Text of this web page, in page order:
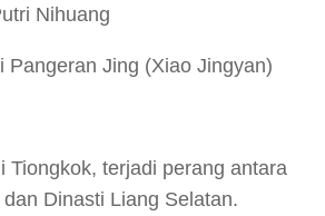
Nihuang
Pangeran Jing (Xiao Jingyan)
Tiongkok, terjadi perang antara
Dinasti Liang Selatan.